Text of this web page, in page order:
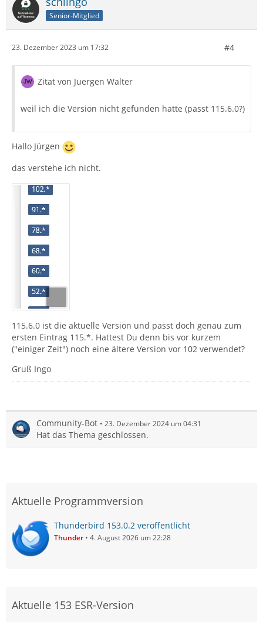
Senior-Mitglied
23. Dezember 2023 um 17:32 #4
Zitat von Juergen Walter
weil ich die Version nicht gefunden hatte (passt 115.6.0?)
Hallo Jürgen
das verstehe ich nicht.
115.6.0 ist die aktuelle Version und passt doch genau zum
ersten Eintrag 115.*. Hattest Du denn bis vor kurzem
("einiger Zeit") noch eine ältere Version vor 102 verwendet?
Gruß Ingo
Community-Bot 23. Dezember 2024 um 04:31
Hat das Thema geschlossen.
Aktuelle Programmversion
Thunderbird 153.0.2 veröffentlicht
Thunder 4. August 2026 um 22:28
Aktuelle 153 ESR-Version